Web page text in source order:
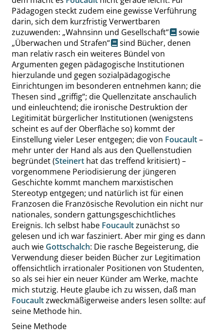
Pädagogen steckt zudem eine gewisse Verführung
darin, sich dem kurzfristig Verwertbaren
zuzuwenden: „Wahnsinn und Gesellschaft“
sowie
„Überwachen und Strafen“
sind Bücher, denen
man relativ rasch ein weiteres Bündel von
Argumenten gegen pädagogische Institutionen
hierzulande und gegen sozialpädagogische
Einrichtungen im besonderen entnehmen kann; die
Thesen sind „griffig“; die Quellenzitate anschaulich
und einleuchtend; die ironische Destruktion der
Legitimität bürgerlicher Institutionen (wenigstens
scheint es auf der Oberfläche so) kommt der
Einstellung vieler Leser entgegen; die von Foucault–
mehr unter der Hand als aus den Quellenstudien
begründet (Steinert hat das treffend kritisiert) –
vorgenommene Periodisierung der jüngeren
Geschichte kommt manchem marxistischen
Stereotyp entgegen; und natürlich ist für einen
Franzosen die Französische Revolution ein nicht nur
nationales, sondern gattungsgeschichtliches
Ereignis. Ich selbst habe Foucaultzunächst so
gelesen und ich war fasziniert. Aber mir ging es dann
auch wie Gottschalch: Die rasche Begeisterung, die
Verwendung dieser beiden Bücher zur Legitimation
offensichtlich irrationaler Positionen von Studenten,
so als sei hier ein neuer Künder am Werke, machte
mich stutzig. Heute glaube ich zu wissen, daß man
Foucaultzweckmäßigerweise anders lesen sollte: auf
seine Methode hin.
Seine Methode